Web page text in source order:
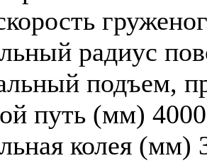
радиус
подъем,
путь (мм)
колея (мм)